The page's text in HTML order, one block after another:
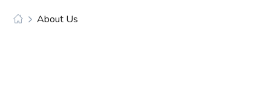
About Us